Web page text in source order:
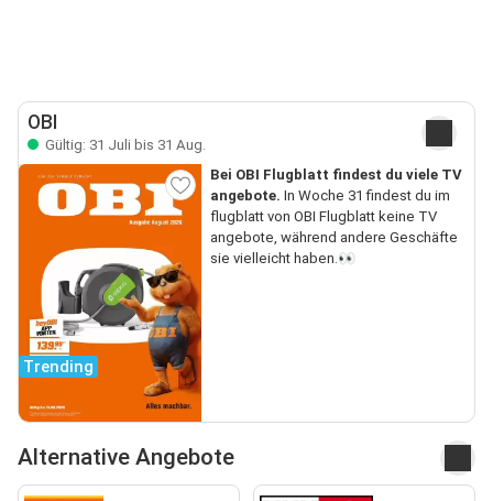
OBI
Gültig: 31 Juli bis 31 Aug.
Trending
Bei OBI Flugblatt findest du viele TV
angebote. In Woche 31 findest du im
flugblatt von OBI Flugblatt keine TV
angebote, während andere Geschäfte
sie vielleicht haben.👀
Alternative Angebote